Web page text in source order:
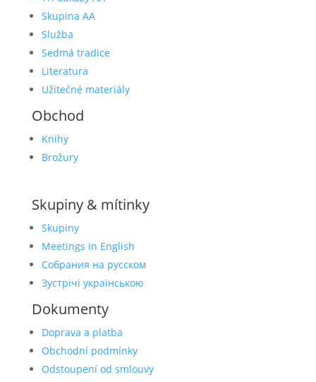
Skupina AA
Služba
Sedmá tradice
Literatura
Užitečné materiály
Obchod
Knihy
Brožury
Skupiny & mítinky
Skupiny
Meetings in English
Собрания на русском
Зустрічі українською
Dokumenty
Doprava a platba
Obchodní podmínky
Odstoupení od smlouvy